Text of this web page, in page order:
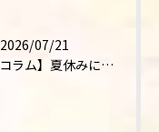
2026/07/21
【コラム】夏休みに家族外食が増える理由